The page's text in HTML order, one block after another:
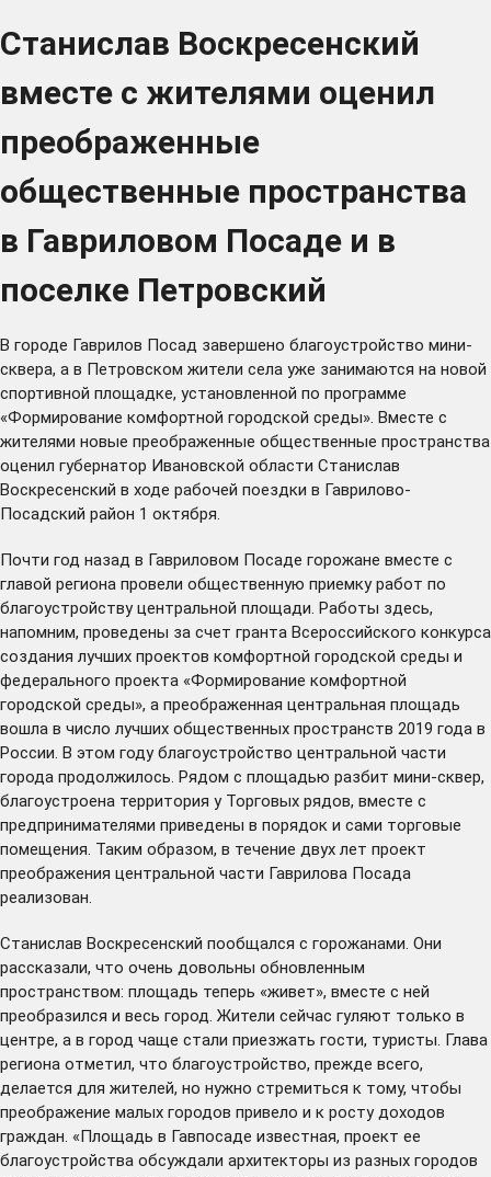
Станислав Воскресенский
вместе с жителями оценил
преображенные
общественные пространства
в Гавриловом Посаде и в
поселке Петровский
В городе Гаврилов Посад завершено благоустройство мини-
сквера, а в Петровском жители села уже занимаются на новой
спортивной площадке, установленной по программе
«Формирование комфортной городской среды». Вместе с
жителями новые преображенные общественные пространства
оценил губернатор Ивановской области Станислав
Воскресенский в ходе рабочей поездки в Гаврилово-
Посадский район 1 октября.
Почти год назад в Гавриловом Посаде горожане вместе с
главой региона провели общественную приемку работ по
благоустройству центральной площади. Работы здесь,
напомним, проведены за счет гранта Всероссийского конкурса
создания лучших проектов комфортной городской среды и
федерального проекта «Формирование комфортной
городской среды», а преображенная центральная площадь
вошла в число лучших общественных пространств 2019 года в
России. В этом году благоустройство центральной части
города продолжилось. Рядом с площадью разбит мини-сквер,
благоустроена территория у Торговых рядов, вместе с
предпринимателями приведены в порядок и сами торговые
помещения. Таким образом, в течение двух лет проект
преображения центральной части Гаврилова Посада
реализован.
Станислав Воскресенский пообщался с горожанами. Они
рассказали, что очень довольны обновленным
пространством: площадь теперь «живет», вместе с ней
преобразился и весь город. Жители сейчас гуляют только в
центре, а в город чаще стали приезжать гости, туристы. Глава
региона отметил, что благоустройство, прежде всего,
делается для жителей, но нужно стремиться к тому, чтобы
преображение малых городов привело и к росту доходов
граждан. «Площадь в Гавпосаде известная, проект ее
благоустройства обсуждали архитекторы из разных городов